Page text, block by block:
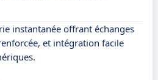
instantanée offrant échanges
et intégration facile